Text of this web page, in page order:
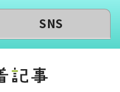
SNS